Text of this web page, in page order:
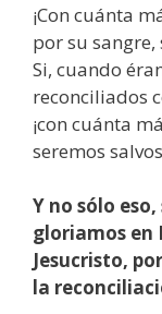
¡Con cuánta
por su sangre,
Si, cuando
reconciliados
¡con cuánta
seremos
Y no sólo
gloriamos en
Jesucristo,
la